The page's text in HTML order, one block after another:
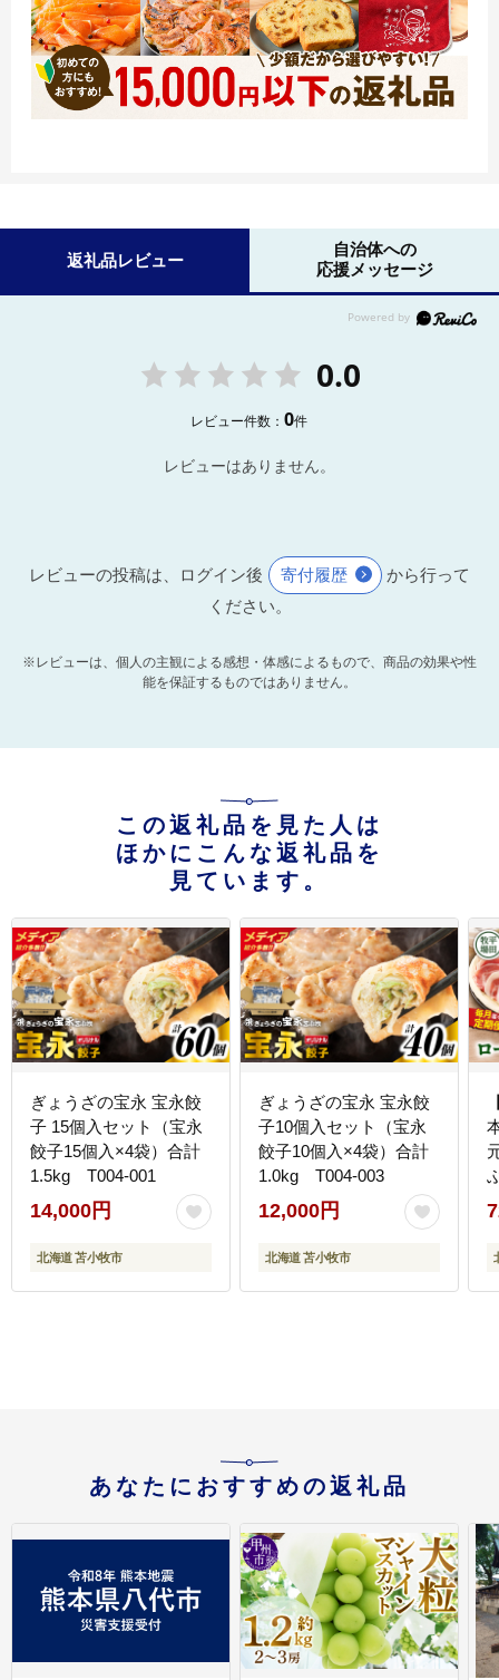
返礼品レビュー
自治体への
応援メッセージ
0.0
レビュー件数：0件
レビューはありません。
レビューの投稿は、ログイン後 寄付履歴
から行って
ください。
※レビューは、個人の主観による感想・体感によるもので、商品の効果や性
能を保証するものではありません。
この返礼品を見た人は
ほかにこんな返礼品を
見ています。
ぎょうざの宝永 宝永餃
子 15個入セット（宝永
餃子15個入×4袋）合計
1.5kg T004-001
14,000円
北海道 苫小牧市
ぎょうざの宝永 宝永餃
子10個入セット（宝永
餃子10個入×4袋）合計
1.0kg T004-003
12,000円
北海道 苫小牧市
あなたにおすすめの返礼品